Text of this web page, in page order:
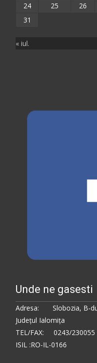
24
25 26
31
« iul.
Unde ne gasesti
Adresa: Slobozia, B-
Judeţul Ialomiţa
TEL/FAX: 0243/230055
ISIL :RO-IL-0166